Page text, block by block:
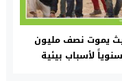
يموت نصف مليون
سنوياً لأسباب بيئية